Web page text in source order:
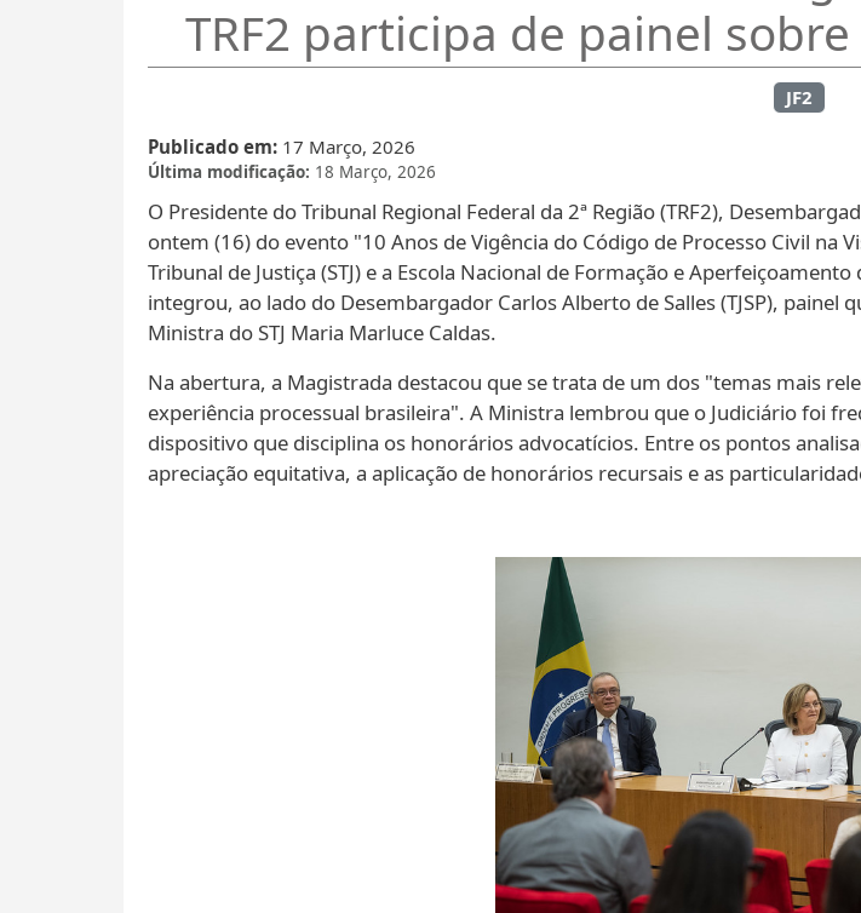
TRF2 participa de painel
JF2
Publicado em 17 Março, 2026
Última modificação 18 Março, 2026
O Presidente do Tribunal Regional Federal da 2ª Região (TRF2),
ontem (16) do evento "10 Anos de Vigência do Código de Processo Civil
Tribunal de Justiça (STJ) e a Escola Nacional de Formação e
integrou, ao lado do Desembargador Carlos Alberto de Salles (TJSP),
Ministra do STJ Maria Marluce Caldas.
Na abertura, a Magistrada destacou que se trata de um dos "temas mais
experiência processual brasileira".​​​​​​​​ A Ministra lembrou que o Judiciário foi
dispositivo que disciplina os honorários advocatícios. Entre os pontos
apreciação equitativa, a aplicação de honorários recursais e as